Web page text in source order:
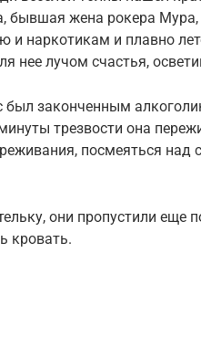
бывшая жена рокера
и наркотикам и плавно
нее лучом счастья,
был законченным
трезвости она
посмеяться над
они пропустили еще
кровать.